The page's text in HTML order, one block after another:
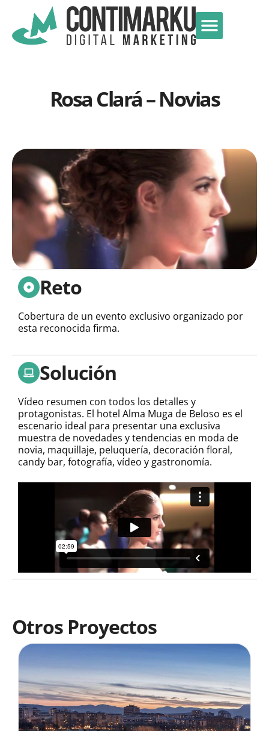
Rosa Clará – Novias
Reto
Cobertura de un evento exclusivo organizado por
esta reconocida firma.
Solución
Vídeo resumen con todos los detalles y
protagonistas. El hotel Alma Muga de Beloso es el
escenario ideal para presentar una exclusiva
muestra de novedades y tendencias en moda de
novia, maquillaje, peluquería, decoración floral,
candy bar, fotografía, vídeo y gastronomía.
Otros Proyectos